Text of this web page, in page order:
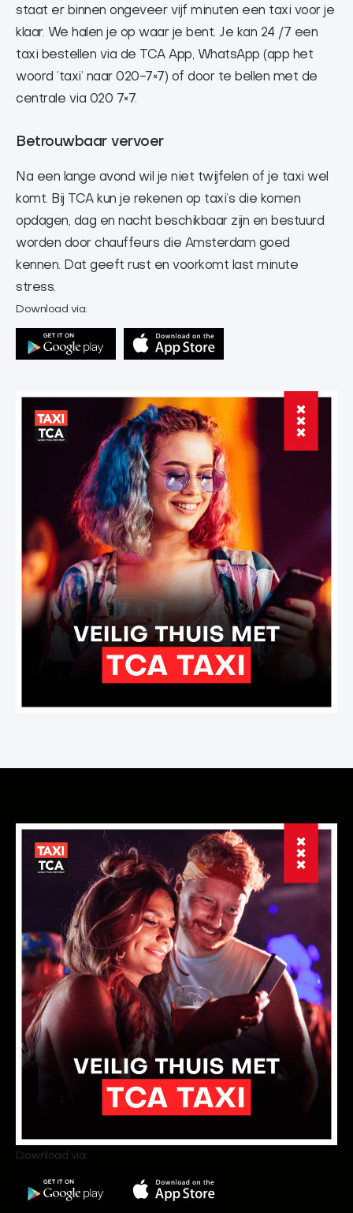
staat er binnen ongeveer vijf minuten een taxi voor je
klaar. We halen je op waar je bent. Je kan 24 /7 een
taxi bestellen via de TCA App, WhatsApp (app het
woord ’taxi’ naar 020-7×7) of door te bellen met de
centrale via 020 7×7.
Betrouwbaar vervoer
Na een lange avond wil je niet twijfelen of je taxi wel
komt. Bij TCA kun je rekenen op taxi’s die komen
opdagen, dag en nacht beschikbaar zijn en bestuurd
worden door chauffeurs die Amsterdam goed
kennen. Dat geeft rust en voorkomt last minute
stress.
Download via:
Download via: